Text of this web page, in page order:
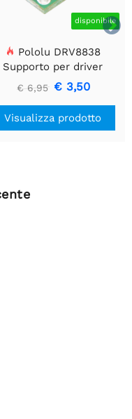

disponibile
Pololu DRV8838
Supporto per driver
motore CC a spazzola
singola
€ 6,95 € 3,50
Visualizza prodotto